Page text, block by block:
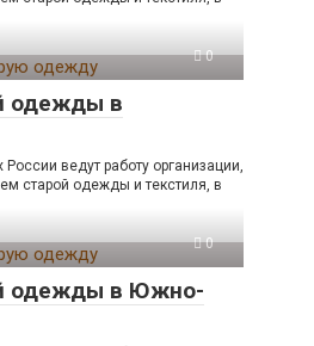
0
одежды в
ведут работу организации,
старой одежды и текстиля, в
0
одежды в Южно-